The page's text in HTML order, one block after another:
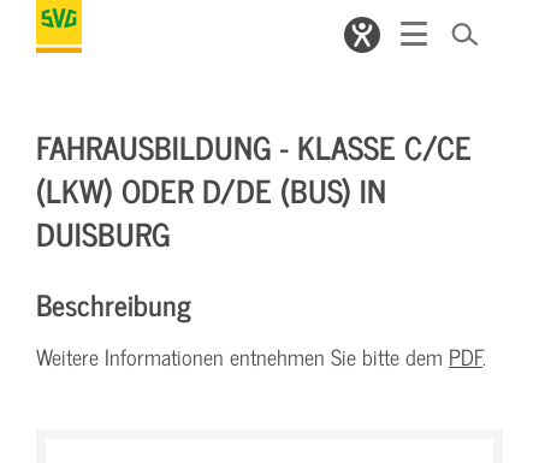
FAHRAUSBILDUNG - KLASSE C/CE
(LKW) ODER D/DE (BUS) IN
DUISBURG
Beschreibung
Weitere Informationen entnehmen Sie bitte dem PDF.